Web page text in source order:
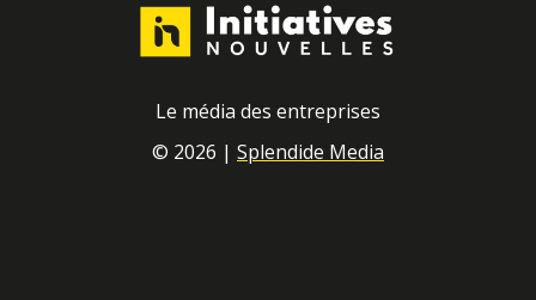
Le média des entreprises
© 2026 | Splendide Media